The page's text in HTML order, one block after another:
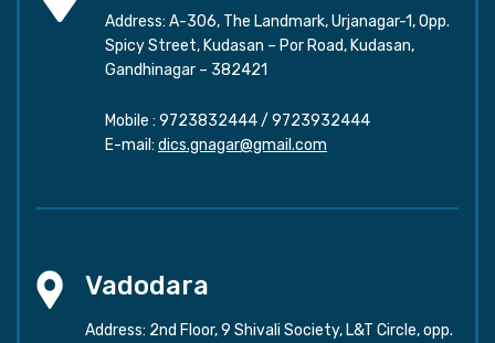
Address: A-306, The Landmark, Urjanagar-1, Opp.
Spicy Street, Kudasan – Por Road, Kudasan,
Gandhinagar – 382421
Mobile : 9723832444/ 9723932444
E-mail: dics.gnagar@gmail.com
Vadodara
Address: 2nd Floor, 9 Shivali Society, L&T Circle, opp.